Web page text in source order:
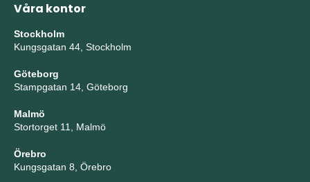
Våra kontor
Stockholm
Kungsgatan 44, Stockholm
Göteborg
Stampgatan 14, Göteborg
Malmö
Stortorget 11, Malmö
Örebro
Kungsgatan 8, Örebro